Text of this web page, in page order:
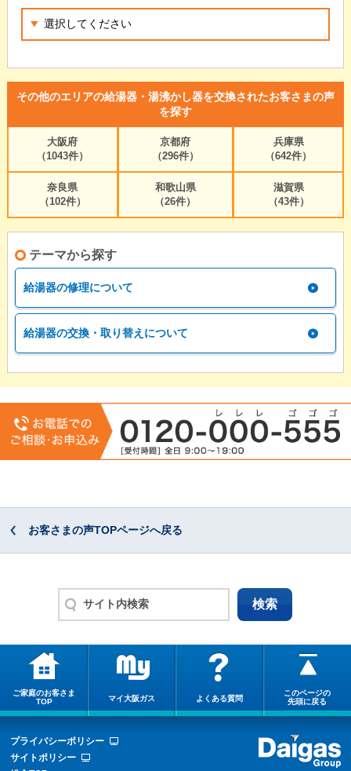
その他のエリアの給湯器・湯沸かし器を交換されたお客さまの声
を探す
大阪府
（1043件）
京都府
（296件）
兵庫県
（642件）
奈良県
（102件）
和歌山県
（26件）
滋賀県
（43件）
テーマから探す
給湯器の修理について
給湯器の交換・取り替えについて
お客さまの声TOPページへ戻る
ご家庭のお客さま
TOP
マイ大阪ガス よくある質問
このページの
先頭に戻る
プライバシーポリシー
サイトポリシー